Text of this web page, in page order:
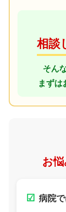
相談
そん
まずは
お
☑ 病院